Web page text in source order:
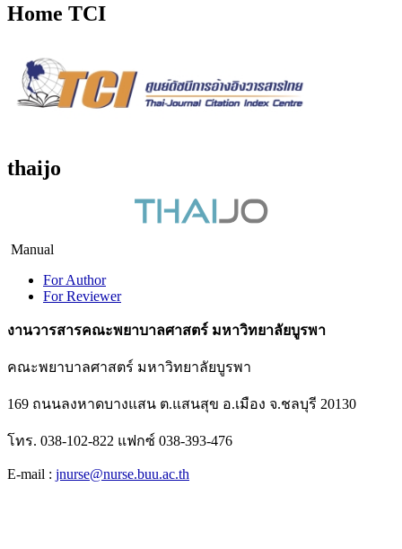
Home TCI
thaijo
Manual
For Author
For Reviewer
งานวารสารคณะพยาบาลศาสตร์ มหาวิทยาลัยบูรพา
คณะพยาบาลศาสตร์ มหาวิทยาลัยบูรพา
169 ถนนลงหาดบางแสน ต.แสนสุข อ.เมือง จ.ชลบุรี 20130
โทร. 038-102-822 แฟกซ์ 038-393-476
E-mail : jnurse@nurse.buu.ac.th